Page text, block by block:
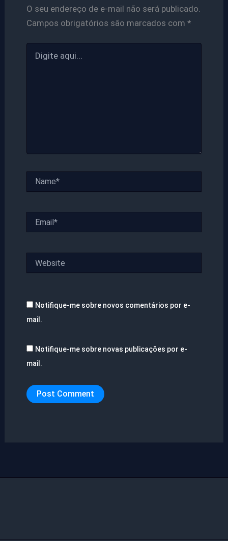
O seu endereço de e-mail não será publicado.
Campos obrigatórios são marcados com *
aqui...
Notifique-me sobre novos comentários por e-
mail.
Notifique-me sobre novas publicações por e-
mail.